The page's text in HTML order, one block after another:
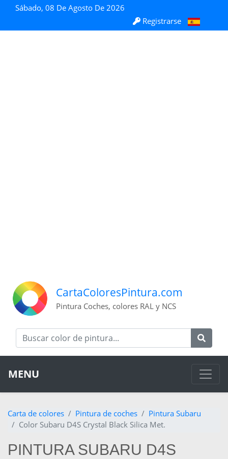
Sábado, 08 De Agosto De 2026
Registrarse
CartaColoresPintura.com
Pintura Coches, colores RAL y NCS
MENU
Carta de colores Pintura de coches
Pintura Subaru
Color Subaru D4S Crystal Black Silica Met.
PINTURA SUBARU D4S